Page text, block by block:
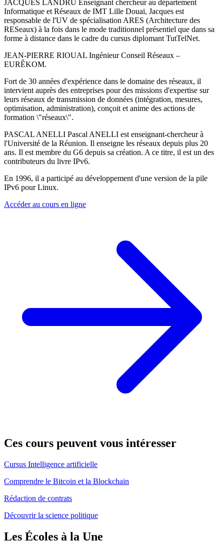
JACQUES LANDRU Enseignant chercheur au département
Informatique et Réseaux de IMT Lille Douai, Jacques est
responsable de l'UV de spécialisation ARES (Architecture des
RESeaux) à la fois dans le mode traditionnel présentiel que dans sa
forme à distance dans le cadre du cursus diplomant TutTelNet.
JEAN-PIERRE RIOUAL Ingénieur Conseil Réseaux –
EURÊKOM.
Fort de 30 années d'expérience dans le domaine des réseaux, il
intervient auprès des entreprises pour des missions d'expertise sur
leurs réseaux de transmission de données (intégration, mesures,
optimisation, administration), conçoit et anime des actions de
formation \"réseaux\".
PASCAL ANELLI Pascal ANELLI est enseignant-chercheur à
l'Université de la Réunion. Il enseigne les réseaux depuis plus 20
ans. Il est membre du G6 depuis sa création. A ce titre, il est un des
contributeurs du livre IPv6.
En 1996, il a participé au développement d'une version de la pile
IPv6 pour Linux.
Accéder au cours en ligne
Ces cours peuvent vous intéresser
Cursus Intelligence artificielle
Comprendre le Bitcoin et la Blockchain
Rédaction de contrats
Découvrir la science politique
Les Écoles à la Une